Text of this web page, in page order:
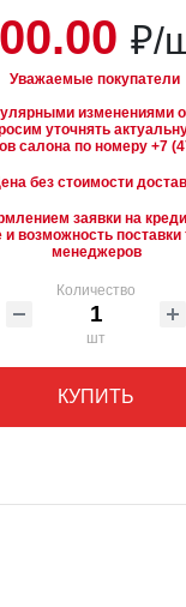
₽/
Уважаемые покупатели
изменениями
уточнять
без стоимости
заявки на
и возможность поставки
менеджеров
Количество
шт
КУПИТЬ